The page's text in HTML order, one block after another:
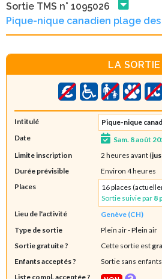
Sortie TMS n° 1095026
Pique-nique canadien plage des
LA SORTIE
Intitulé
Pique-nique
Date
Sam. 8 août
Limite inscription
2 heures avant (
Durée prévisible
Environ 4 heures
Places
16 places
Sortie suivie par 8
Lieu de l'activité
Genève (CH)
Type de sortie
Plein air- Plein air
Sortie gratuite ?
Cette sortie est
Enfants acceptés ?
Sortie sans enfants
Liste compl. acceptée ?